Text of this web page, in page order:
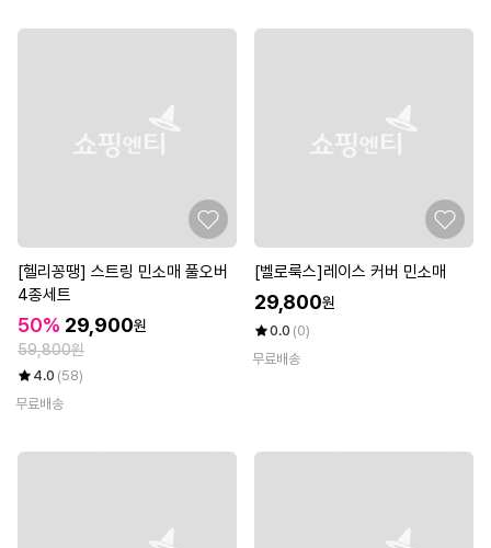
[헬리꽁땡] 스트링 민소매 풀오버
4종세트
50% 29,900원
59,800원
4.0 (58)
무료배송
[벨로룩스]레이스 커버 민소매
29,800원
0.0 (0)
무료배송